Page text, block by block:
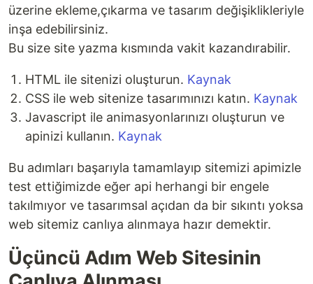
üzerine ekleme,çıkarma ve tasarım değişiklikleriyle
inşa edebilirsiniz.
Bu size site yazma kısmında vakit kazandırabilir.
HTML ile sitenizi oluşturun. Kaynak
CSS ile web sitenize tasarımınızı katın. Kaynak
Javascript ile animasyonlarınızı oluşturun ve
apinizi kullanın. Kaynak
Bu adımları başarıyla tamamlayıp sitemizi apimizle
test ettiğimizde eğer api herhangi bir engele
takılmıyor ve tasarımsal açıdan da bir sıkıntı yoksa
web sitemiz canlıya alınmaya hazır demektir.
Üçüncü Adım Web Sitesinin